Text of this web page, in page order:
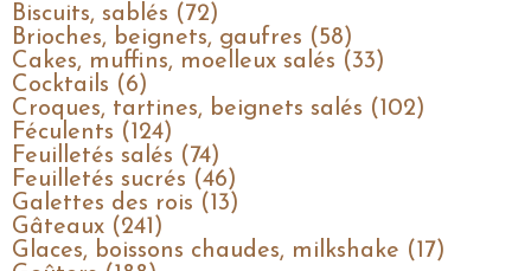
Biscuits, sablés (72)
Brioches, beignets, gaufres (58)
Cakes, muffins, moelleux salés (33)
Cocktails (6)
Croques, tartines, beignets salés (102)
Féculents (124)
Feuilletés salés (74)
Feuilletés sucrés (46)
Galettes des rois (13)
Gâteaux (241)
Glaces, boissons chaudes, milkshake (17)